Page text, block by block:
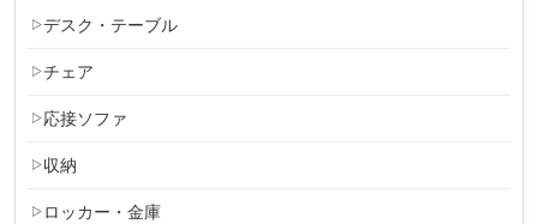
デスク・テーブル
チェア
応接ソファ
収納
ロッカー・金庫